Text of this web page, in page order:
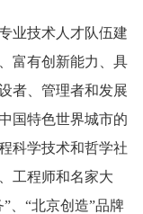
业技术人才队伍建
富有创新能力、具
者、管理者和发展
国特色世界城市的
科学技术和哲学社
工程师和名家大
、“北京创造”品牌